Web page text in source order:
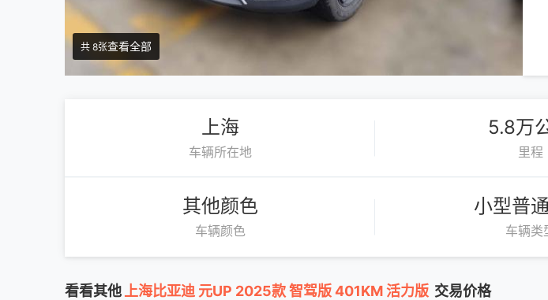
共 8张查看全部
上海
车辆所在地
5.8万
里程
其他颜色
车辆颜色
小型普
车辆类
看看其他 上海比亚迪 元UP 2025款 智驾版 401KM 活力版 交易价格